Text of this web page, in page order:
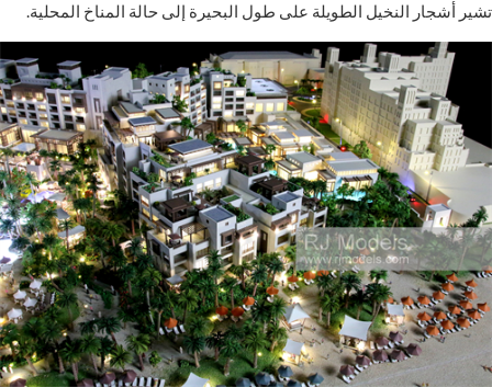
تشير أشجار النخيل الطويلة على طول البحيرة إلى حالة المناخ المحلية.